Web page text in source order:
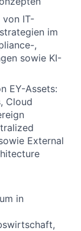
von IT-
im
,
sowie KI-
EY-Assets:
Cloud
External
in